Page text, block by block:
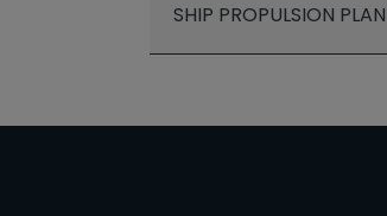
SHIP PROPULSION